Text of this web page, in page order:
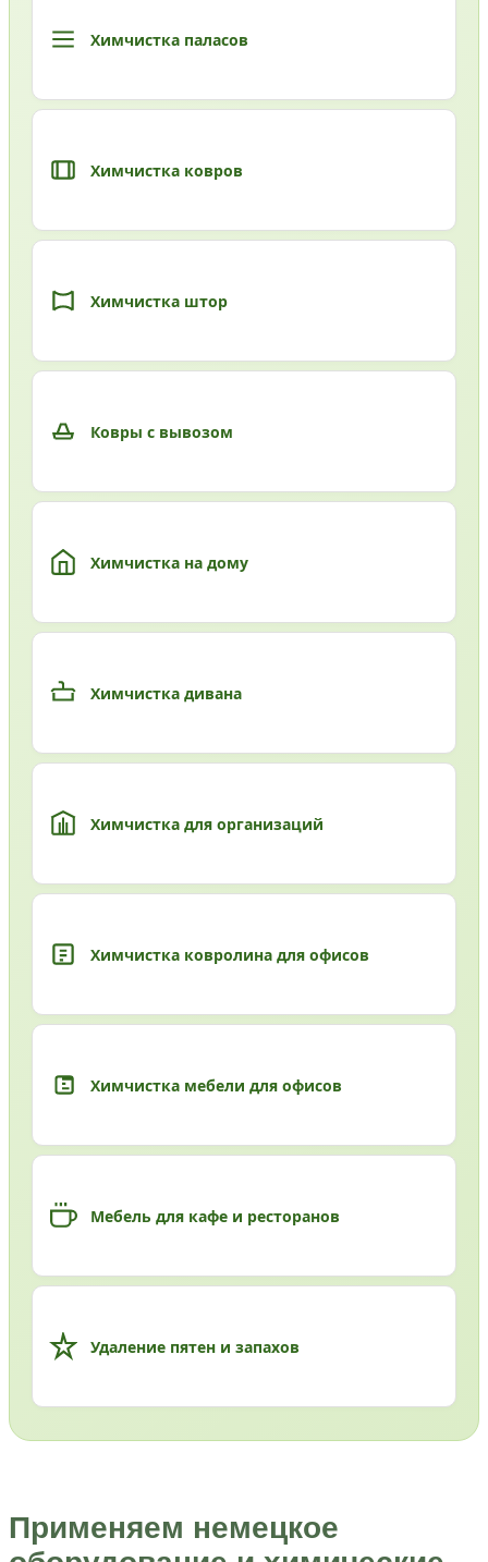
Химчистка паласов
Химчистка ковров
Химчистка штор
Ковры с вывозом
Химчистка на дому
Химчистка дивана
Химчистка для организаций
Химчистка ковролина для офисов
Химчистка мебели для офисов
Мебель для кафе и ресторанов
Удаление пятен и запахов
Применяем немецкое